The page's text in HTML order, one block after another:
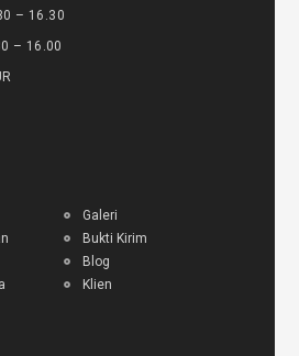
– 16.30
16.00
Galeri
Bukti Kirim
Blog
Klien